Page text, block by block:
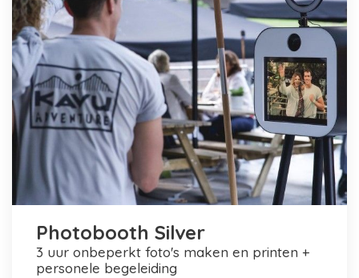
Photobooth Silver
3 uur onbeperkt foto's maken en printen +
personele begeleiding